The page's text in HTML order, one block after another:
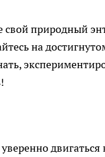
свой природный
на